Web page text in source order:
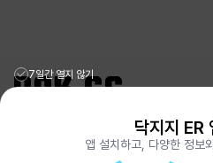
리그오브레전드 전적검색 포로지지
전략적팀전투 TFT 전적검색 롤체지지
7일간 열지 않기
닥지지 ER
앱 설치하고, 다양한 정보